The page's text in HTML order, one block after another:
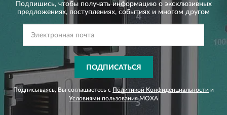
Подпишись, чтобы получать информацию о эксклюзивных
предложениях, поступлениях, событиях и многом другом
ПОДПИСАТЬСЯ
Подписываясь, Вы соглашаетесь с Политикой Конфиденциальности и
Условиями пользованияMOXA